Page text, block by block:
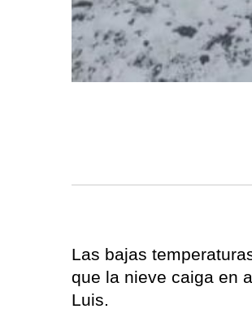
Las bajas
que la nieve caiga en
Luis.